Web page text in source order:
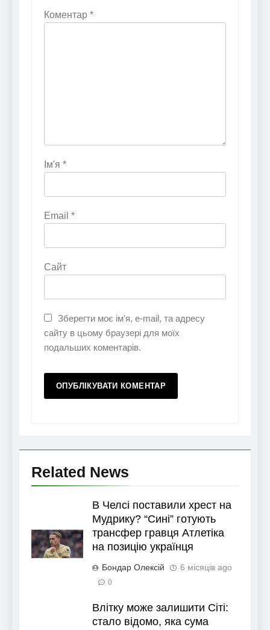
Коментар *
Ім'я *
Email *
Сайт
Зберегти моє ім'я, e-mail, та адресу
сайту в цьому браузері для моїх
подальших коментарів.
Related News
В Челсі поставили хрест на
Мудрику? “Сині” готують
трансфер гравця Атлетіка
на позицію українця
Бондар Олексій 6 місяців ago
0
Влітку може залишити Сіті:
стало відомо, яка сума